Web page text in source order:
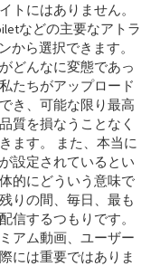
トにはありません。
などの主要なアトラ
から選択できます。
どんなに変態であっ
たちがアップロード
き、可能な限り最高
質を損なうことなく
ます。 また、本当に
設定されているとい
的にどういう意味で
りの間、毎日、最も
信するつもりです。
アム動画、ユーザー
には重要ではありま